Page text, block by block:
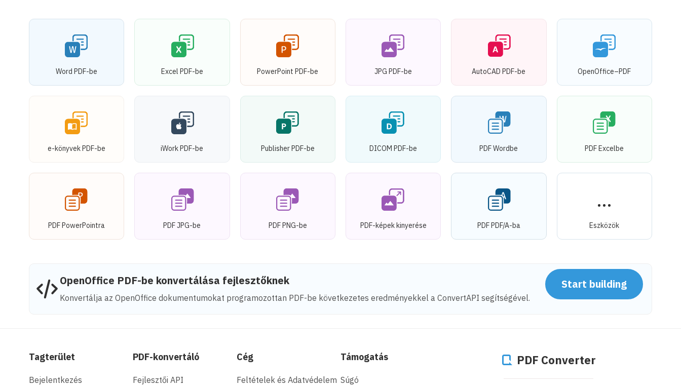
Word PDF-be Excel PDF-be PowerPoint PDF-be JPG PDF-be AutoCAD PDF-be OpenOffice–PDF
e-könyvek PDF-be iWork PDF-be Publisher PDF-be DICOM PDF-be PDF Wordbe PDF Excelbe
PDF PowerPointra PDF JPG-be PDF PNG-be PDF-képek kinyerése PDF PDF/A-ba Eszközök
OpenOffice PDF-be konvertálása fejlesztőknek
Konvertálja az OpenOffice dokumentumokat programozottan PDF-be következetes eredményekkel a ConvertAPI segítségével.
Start building
Tagterület
Bejelentkezés
PDF-konvertáló
Fejlesztői API
Cég
Feltételek és Adatvédelem
Támogatás
Súgó
PDF Converter